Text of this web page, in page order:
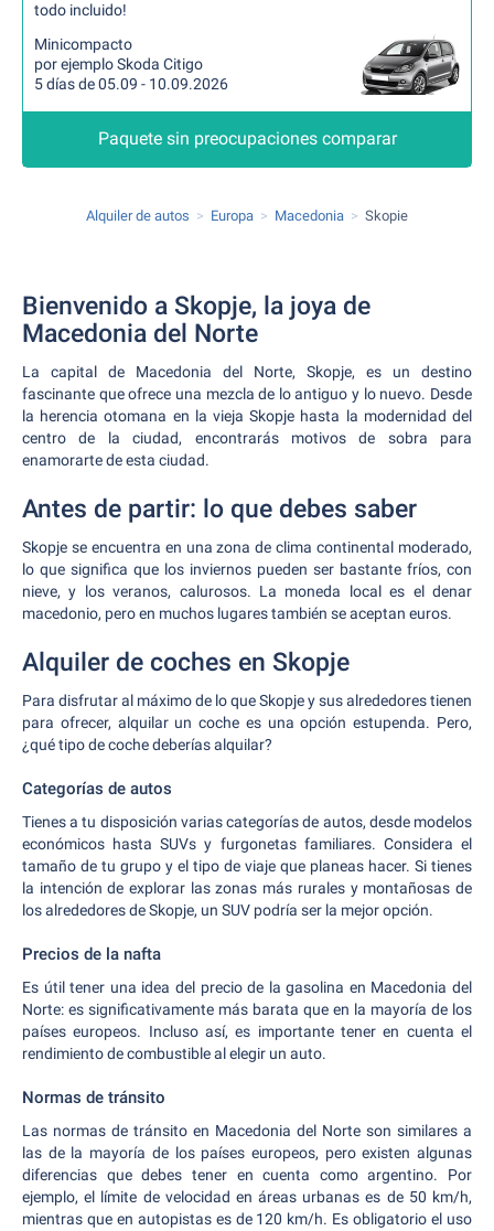
todo incluido!
Minicompacto
por ejemplo Skoda Citigo
5 días de 05.09 - 10.09.2026
Paquete sin preocupaciones comparar
Alquiler de autos Europa Macedonia Skopie
Bienvenido a Skopje, la joya de
Macedonia del Norte
La capital de Macedonia del Norte, Skopje, es un destino
fascinante que ofrece una mezcla de lo antiguo y lo nuevo. Desde
la herencia otomana en la vieja Skopje hasta la modernidad del
centro de la ciudad, encontrarás motivos de sobra para
enamorarte de esta ciudad.
Antes de partir: lo que debes saber
Skopje se encuentra en una zona de clima continental moderado,
lo que significa que los inviernos pueden ser bastante fríos, con
nieve, y los veranos, calurosos. La moneda local es el denar
macedonio, pero en muchos lugares también se aceptan euros.
Alquiler de coches en Skopje
Para disfrutar al máximo de lo que Skopje y sus alrededores tienen
para ofrecer, alquilar un coche es una opción estupenda. Pero,
¿qué tipo de coche deberías alquilar?
Categorías de autos
Tienes a tu disposición varias categorías de autos, desde modelos
económicos hasta SUVs y furgonetas familiares. Considera el
tamaño de tu grupo y el tipo de viaje que planeas hacer. Si tienes
la intención de explorar las zonas más rurales y montañosas de
los alrededores de Skopje, un SUV podría ser la mejor opción.
Precios de la nafta
Es útil tener una idea del precio de la gasolina en Macedonia del
Norte: es significativamente más barata que en la mayoría de los
países europeos. Incluso así, es importante tener en cuenta el
rendimiento de combustible al elegir un auto.
Normas de tránsito
Las normas de tránsito en Macedonia del Norte son similares a
las de la mayoría de los países europeos, pero existen algunas
diferencias que debes tener en cuenta como argentino. Por
ejemplo, el límite de velocidad en áreas urbanas es de 50 km/h,
mientras que en autopistas es de 120 km/h. Es obligatorio el uso